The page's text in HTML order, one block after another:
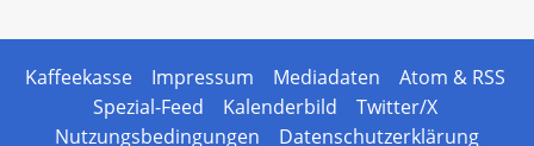
Kaffeekasse Impressum Mediadaten
Atom & RSS
Spezial-Feed
Kalenderbild
Twitter/X
Nutzungsbedingungen
Datenschutzerklärung